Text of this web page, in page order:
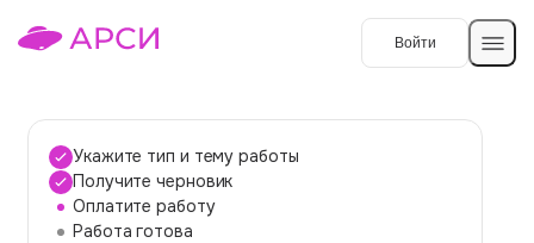
Войти
Темы работ
Укажите тип и тему работы
Получите черновик
Оплатите работу
Работа готова